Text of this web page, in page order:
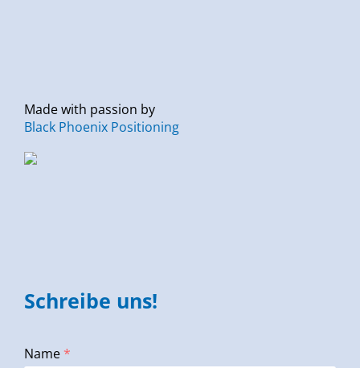
Made with passion by
Black Phoenix Positioning
Schreibe uns!
Name *